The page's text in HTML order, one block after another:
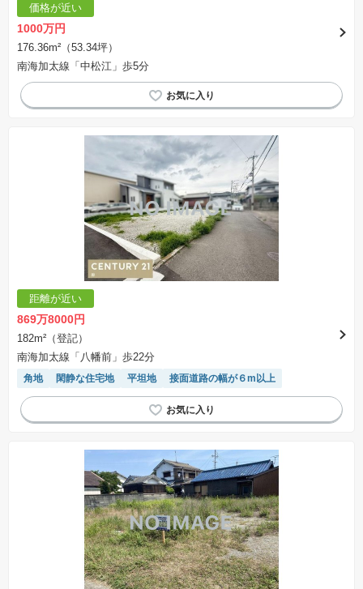
価格が近い
1000万円
176.36m²（53.34坪）
南海加太線「中松江」歩5分
距離が近い
869万8000円
182m²（登記）
南海加太線「八幡前」歩22分
角地 閑静な住宅地 平坦地 接面道路の幅が６m以上